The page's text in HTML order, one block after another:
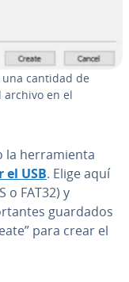
una cantidad de
archivo en el
la he­rra­mie­n­ta
USB. Elige aquí
o FAT32) y
guardados
para crear el